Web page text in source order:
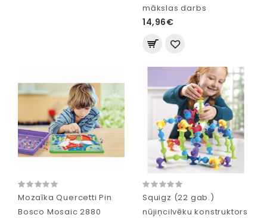
mākslas darbs
14,96€
Mozaīka Quercetti Pin
Bosco Mosaic 2880
Squigz (22 gab.)
nūjiņcilvēku konstruktors